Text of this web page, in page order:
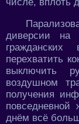
диверсии на
гражданских
перехватить
выключить
воздушном
получения
днём всё